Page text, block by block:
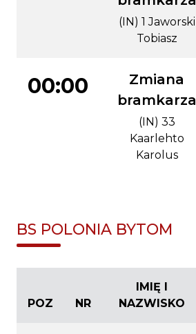
(IN) 1 Jaworski
Tobiasz
00:00
Zmiana
bramkarza
(IN) 33
Kaarlehto
Karolus
BS POLONIA BYTOM
POZ NR
IMIĘ I
NAZWISKO